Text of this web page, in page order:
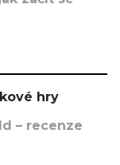
hry
– recenze